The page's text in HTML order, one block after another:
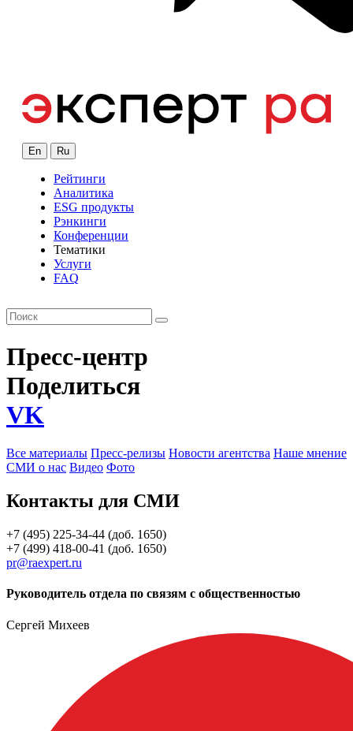
En Ru
Рейтинги
Аналитика
ESG продукты
Рэнкинги
Конференции
Тематики
Услуги
FAQ
Пресс-центр
Поделиться
VK
Все материалы Пресс-релизы Новости агентства Наше мнение
СМИ о нас Видео Фото
Контакты для СМИ
+7 (495) 225-34-44 (доб. 1650)
+7 (499) 418-00-41 (доб. 1650)
pr@raexpert.ru
Руководитель отдела по связям с общественностью
Сергей Михеев